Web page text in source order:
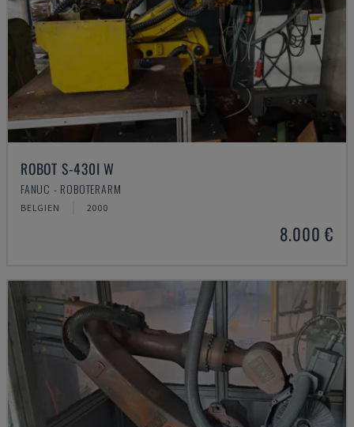
ROBOT S-430I W
FANUC - ROBOTERARM
BELGIEN 2000
8.000 €